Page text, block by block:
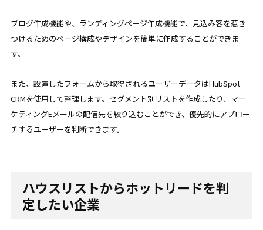
ブログ作成機能や、ランディングページ作成機能で、見込み客を惹き
つけるためのページ構成やデザインを簡単に作成することができま
す。
また、設置したフォームから取得されるユーザーデータはHubSpot
CRMを使用して整理します。セグメント別リストを作成したり、マー
ケティングEメールの配信先を絞り込むことができ、優先的にアプロー
チするユーザーを判断できます。
ハウスリストからホットリードを判
定したい企業